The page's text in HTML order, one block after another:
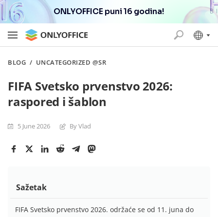
ONLYOFFICE puni 16 godina!
BLOG / UNCATEGORIZED @SR
FIFA Svetsko prvenstvo 2026:
raspored i šablon
5 June 2026 By Vlad
Sažetak
FIFA Svetsko prvenstvo 2026. održaće se od 11. juna do